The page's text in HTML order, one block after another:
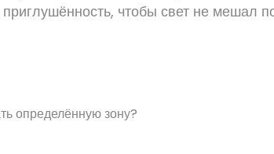
чтобы свет не мешал
определённую зону?